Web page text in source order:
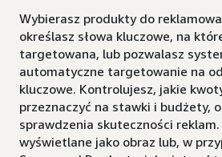
Wybierasz produkty do
określasz słowa kluczowe, na
targetowana, lub pozwalasz
automatyczne targetowanie na
kluczowe. Kontrolujesz, jakie
przeznaczyć na stawki i budżety,
sprawdzenia skuteczności reklam.
wyświetlane jako obraz lub, w